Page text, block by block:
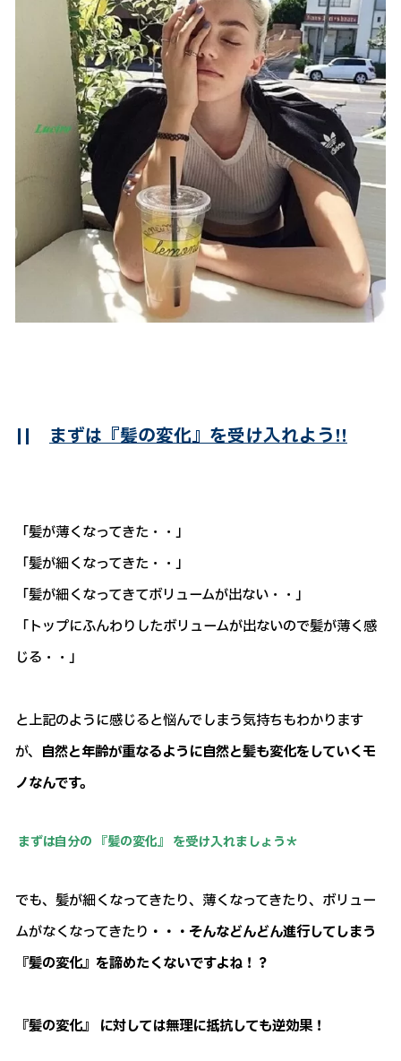
|| まずは『髪の変化』を受け入れよう!!
「髪が薄くなってきた・・」
「髪が細くなってきた・・」
「髪が細くなってきてボリュームが出ない・・」
「トップにふんわりしたボリュームが出ないので髪が薄く感
じる・・」
と上記のように感じると悩んでしまう気持ちもわかります
が、 自然と年齢が重なるように自然と髪も変化をしていくモ
ノなんです。
まずは自分の 『髪の変化』 を受け入れましょう＊
でも、髪が細くなってきたり、薄くなってきたり、ボリュー
ムがなくなってきたり ・・・そんなどんどん進行してしまう
『髪の変化』を諦めたくないですよね！？
『髪の変化』 に対しては無理に抵抗しても逆効果！